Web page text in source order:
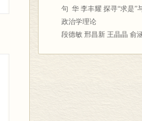
文。
句 华 李丰耀 探寻“求是
政治学理论
段德敏 邢昌新 王晶晶